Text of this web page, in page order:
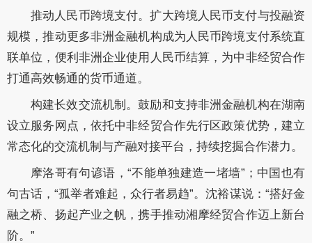
推动人民币跨境支付。扩大跨境人民币支付与投融资
规模，推动更多非洲金融机构成为人民币跨境支付系统直
联单位，便利非洲企业使用人民币结算，为中非经贸合作
打通高效畅通的货币通道。
构建长效交流机制。鼓励和支持非洲金融机构在湖南
设立服务网点，依托中非经贸合作先行区政策优势，建立
常态化的交流机制与产融对接平台，持续挖掘合作潜力。
摩洛哥有句谚语，“不能单独建造一堵墙”；中国也有
句古话，“孤举者难起，众行者易趋”。沈裕谋说：“搭好金
融之桥、扬起产业之帆，携手推动湘摩经贸合作迈上新台
阶。”